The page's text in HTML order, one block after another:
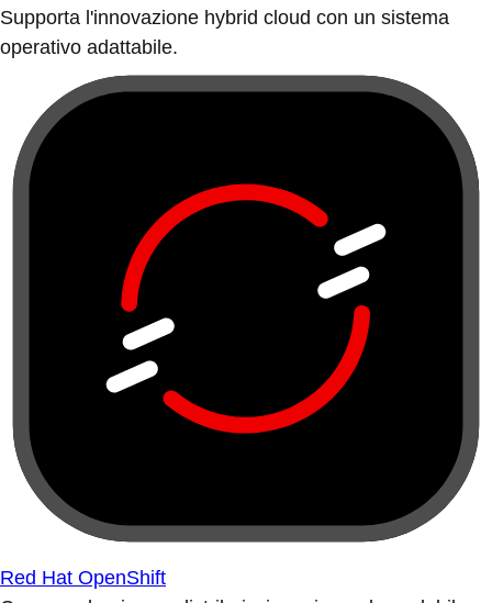
Supporta l'innovazione hybrid cloud con un sistema
operativo adattabile.
Red Hat OpenShift